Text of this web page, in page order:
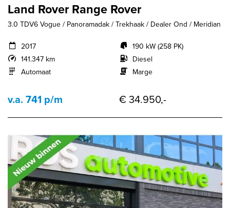
Land Rover Range Rover
3.0 TDV6 Vogue / Panoramadak / Trekhaak / Dealer Ond / Meridian
2017
141.347 km
Automaat
190 kW (258 PK)
Diesel
Marge
v.a. 741 p/m € 34.950,-